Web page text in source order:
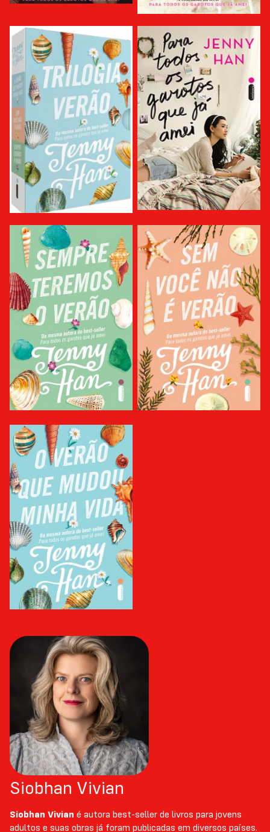
Siobhan Vivian
Siobhan Vivian é autora best-seller de livros para jovens
adultos e suas obras já foram publicadas em diversos países.